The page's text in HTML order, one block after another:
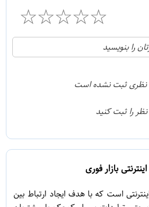
☆
☆
☆
☆
☆
0
0
را بنویسید
نظری ثبت نشده است
نظر را ثبت کنید
بازار فوری
است که با هدف ایجاد ارتباط بین